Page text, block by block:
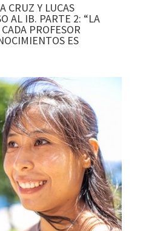
CRUZ Y LUCAS
AL IB. PARTE 2: “LA
PROFESOR
ES